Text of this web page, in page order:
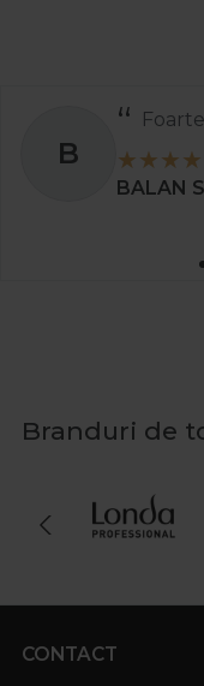
B
BALAN
Branduri de
CONTACT